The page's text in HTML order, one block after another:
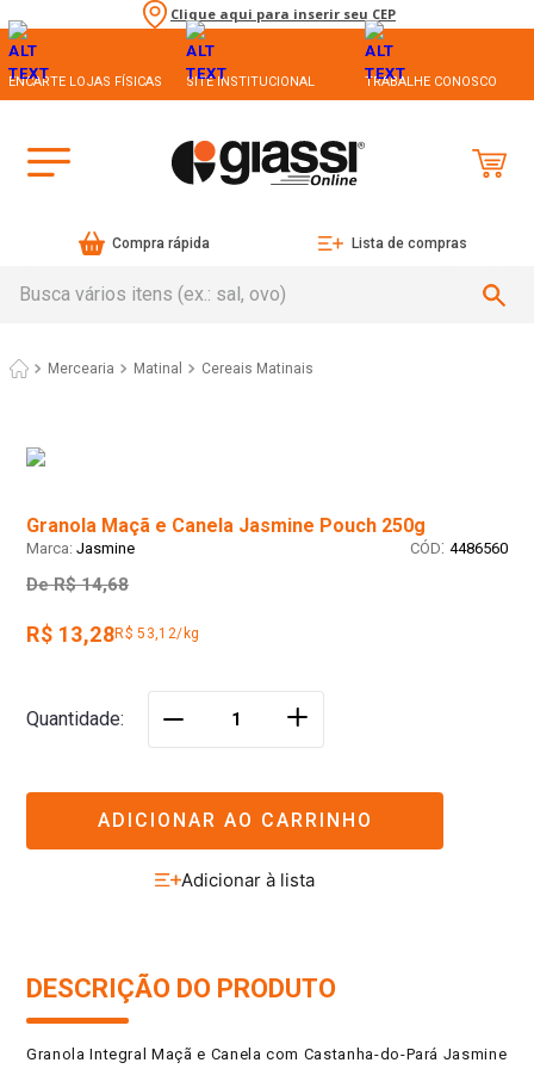
Clique aqui para inserir seu CEP
ENCARTE LOJAS FÍSICAS SITE INSTITUCIONAL TRABALHE CONOSCO
Compra rápida Lista de compras
Mercearia Matinal Cereais Matinais
Granola Maçã e Canela Jasmine Pouch 250g
Jasmine : 4486560
De R$ 14,68
R$ 13,28R$ 53,12/kg
Quantidade ＋
ADICIONAR AO CARRINHO
DESCRIÇÃO DO PRODUTO
Granola Integral Maçã e Canela com Castanha-do-Pará Jasmine